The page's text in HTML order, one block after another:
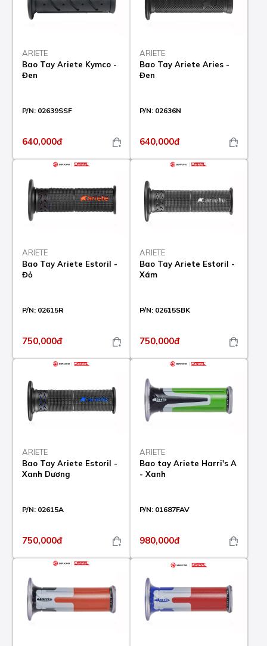
ARIETE
Bao Tay Ariete Kymco -
Đen
P/N: 02639SSF
640,000đ
ARIETE
Bao Tay Ariete Aries -
Đen
P/N: 02636N
640,000đ
ARIETE
Bao Tay Ariete Estoril -
Đỏ
P/N: 02615R
750,000đ
ARIETE
Bao Tay Ariete Estoril -
Xám
P/N: 02615SBK
750,000đ
ARIETE
Bao Tay Ariete Estoril -
Xanh Dương
P/N: 02615A
750,000đ
ARIETE
Bao tay Ariete Harri's A
- Xanh
P/N: 01687FAV
980,000đ